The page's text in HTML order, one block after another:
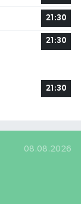
21:30
21:30
21:30
08.08.2026